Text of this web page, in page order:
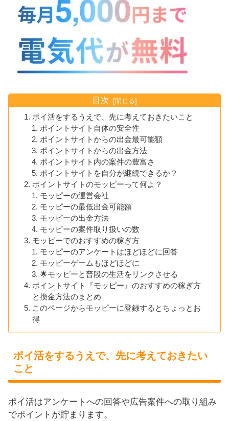
目次
ポイ活をするうえで、先に考えておきたいこと
ポイントサイト自体の安全性
ポイントサイトからの出金最可能額
ポイントサイトからの出金方法
ポイントサイト内の案件の豊富さ
ポイントサイトを自分が継続できるか？
ポイントサイトのモッピーって何よ？
モッピーの運営会社
モッピーの最低出金可能額
モッピーの出金方法
モッピーの案件取り扱いの数
モッピーでのおすすめの稼ぎ方
モッピーのアンケートはほどほどに回答
モッピーゲームもほどほどに
🌟モッピーと普段の生活をリンクさせる
ポイントサイト『モッピー』のおすすめの稼ぎ方
と換金方法のまとめ
このページからモッピーに登録するとちょっとお
得
ポイ活をするうえで、先に考えておきたい
こと
ポイ活はアンケートへの回答や広告案件への取り組み
でポイントが貯まります。